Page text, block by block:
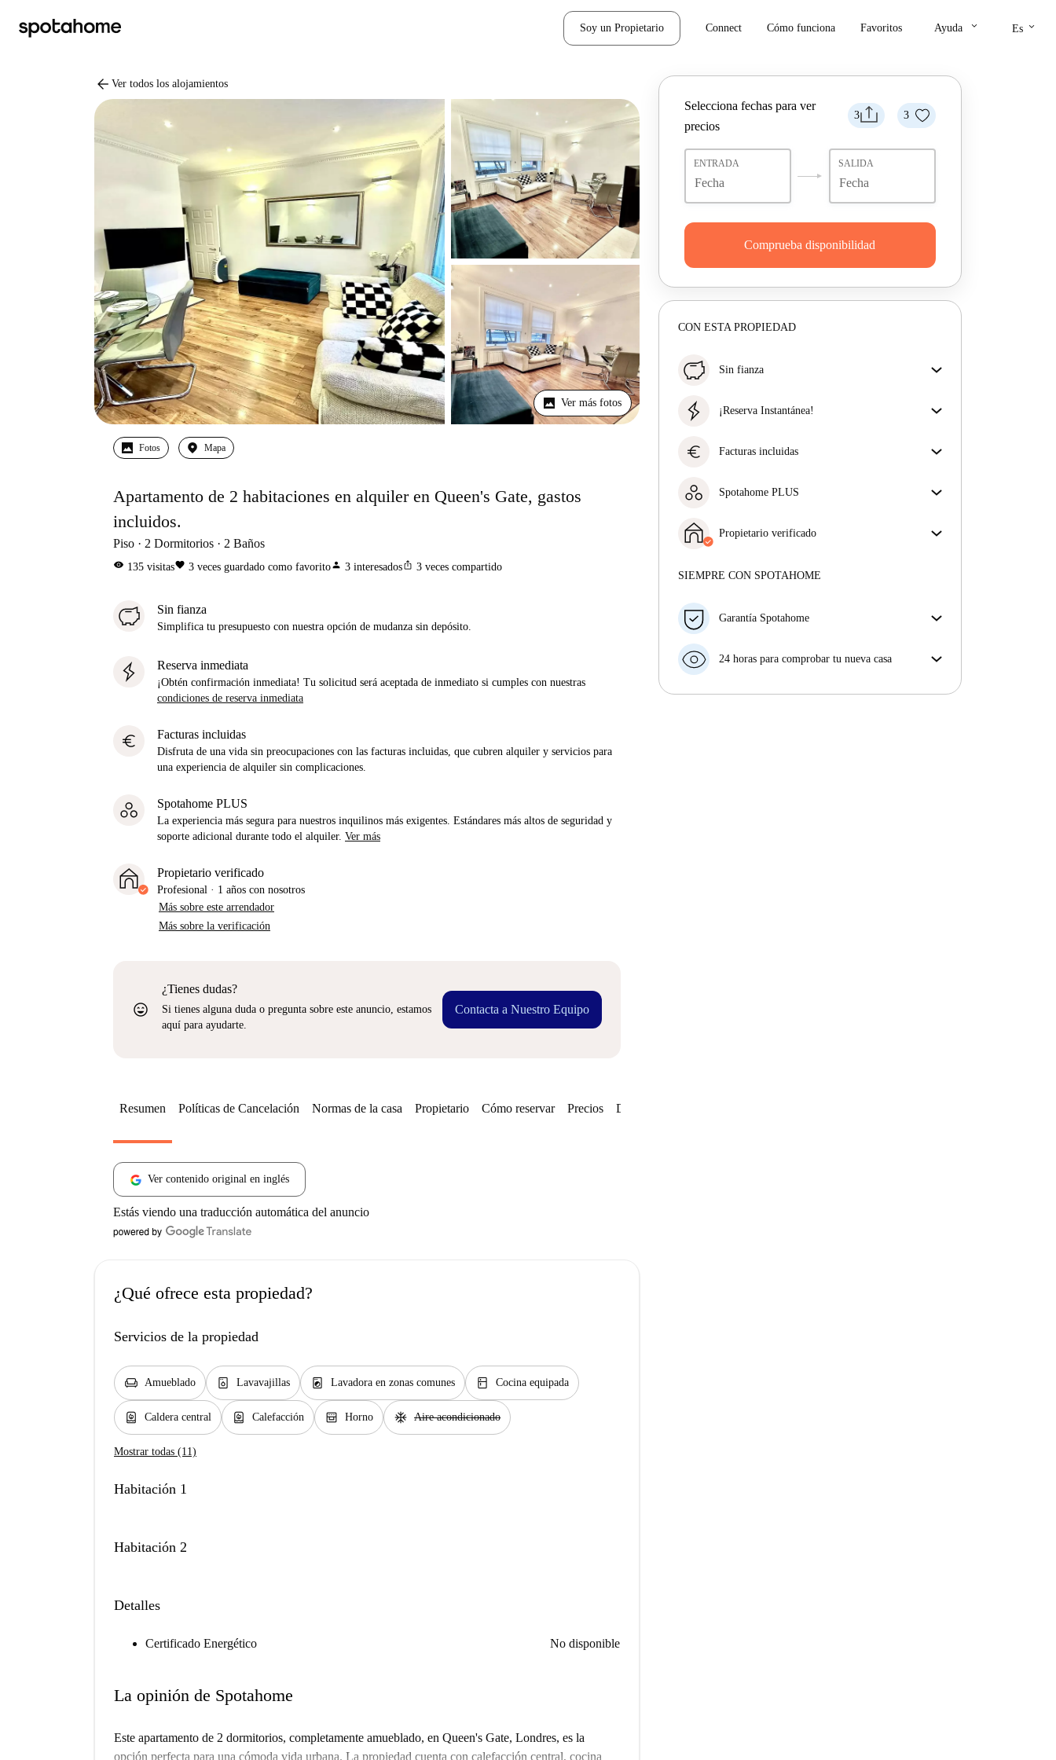
Soy un Propietario Connect Cómo funciona Favoritos Ayuda keyboard_arrow_down Es keyboard_arrow_down
arrow_back Ver todos los alojamientos
Ver más fotos
Fotos Mapa
Apartamento de 2 habitaciones en alquiler en Queen's Gate, gastos
incluidos.
Piso 2 Dormitorios 2 Baños
visibility 135 visitasfavorite 3 veces guardado como favoritoperson 3 interesadosios_share 3 veces compartido
Sin fianza
Simplifica tu presupuesto con nuestra opción de mudanza sin depósito.
Reserva inmediata
¡Obtén confirmación inmediata! Tu solicitud será aceptada de inmediato si cumples con nuestras
condiciones de reserva inmediata
euro Facturas incluidas
Disfruta de una vida sin preocupaciones con las facturas incluidas, que cubren alquiler y servicios para
una experiencia de alquiler sin complicaciones.
Spotahome PLUS
La experiencia más segura para nuestros inquilinos más exigentes. Estándares más altos de seguridad y
soporte adicional durante todo el alquiler. Ver más
Propietario verificado
Profesional · 1 años con nosotros
Más sobre este arrendador
Más sobre la verificación
sentiment_very_satisfied
¿Tienes dudas?
Si tienes alguna duda o pregunta sobre este anuncio, estamos
aquí para ayudarte.
Contacta a Nuestro Equipo
3 3
Selecciona fechas para ver
precios
ENTRADA SALIDA
Comprueba disponibilidad
CON ESTA PROPIEDAD
Sin fianza
mudanza sin depósito.
¡Reserva Instantánea!
aceptada de inmediato si reúnes las
condiciones de la
euro Facturas incluidas
facturas incluidas, que cubren alquiler y servicios
Spotahome PLUS
más exigentes. Estándares más altos de seguridad y
soporte adicional durante todo el alquiler.
Propietario verificado
Más sobre este arrendador
SIEMPRE CON SPOTAHOME
Garantía Spotahome
horas previas a la fecha de entrada, Spotahome A) te
el hotel hasta que encuentres nueva casa o B) te hará
24 horas para comprobar tu nueva casa
Resumen Políticas de Cancelación Normas de la casa Propietario Cómo reservar Precios Disponibilidades
Ver contenido original en inglés
Estás viendo una traducción automática del anuncio
¿Qué ofrece esta propiedad?
Servicios de la propiedad
chair Amueblado dishwasher_gen Lavavajillas local_laundry_service Lavadora en zonas comunes kitchen Cocina equipada
water_heater Caldera central water_heater Calefacción oven_gen Horno ac_unit Aire acondicionado
Mostrar todas (11)
Habitación 1
Habitación 2
Detalles
Certificado Energético No disponible
La opinión de Spotahome
Este apartamento de 2 dormitorios, completamente amueblado, en Queen's Gate, Londres, es la
opción perfecta para una cómoda vida urbana. La propiedad cuenta con calefacción central, cocina